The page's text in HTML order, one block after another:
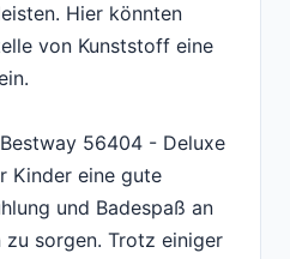
Hier könnten
von Kunststoff eine
56404 - Deluxe
Kinder eine gute
und Badespaß an
zu sorgen. Trotz einiger